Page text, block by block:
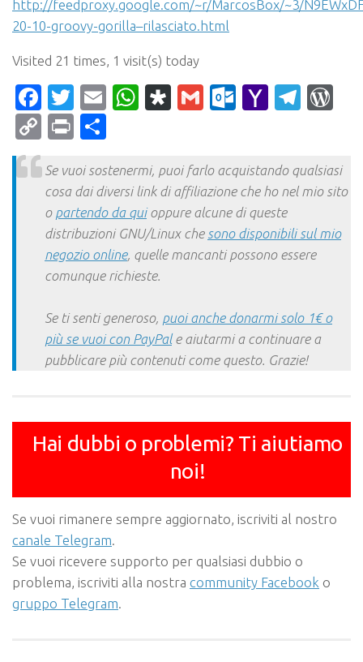
http://feedproxy.google.com/~r/MarcosBox/~3/
20-10-groovy-gorilla–rilasciato.html
Visited 21 times, 1 visit(s) today
Facebook
Twitter
EmailWhatsApp
Diaspora
Gmail Yahoo
CopyPrint
Se vuoi sostenermi, puoi farlo acquistando qualsiasi
cosa dai diversi link di affiliazione che ho nel mio sito
o partendo da quioppure alcune di queste
distribuzioni GNU/Linux che sono disponibili sul mio
negozio online, quelle mancanti possono essere
comunque richieste.
Se ti senti generoso, puoi anche donarmi solo 1€ o
più se vuoi con PayPale aiutarmi a continuare a
pubblicare più contenuti come questo. Grazie!
Hai dubbi o problemi? Ti aiutiamo
noi!
Se vuoi rimanere sempre aggiornato, iscriviti al nostro
canale Telegram
Se vuoi ricevere supporto per qualsiasi dubbio o
problema, iscriviti alla nostra community Facebook o
gruppo Telegram